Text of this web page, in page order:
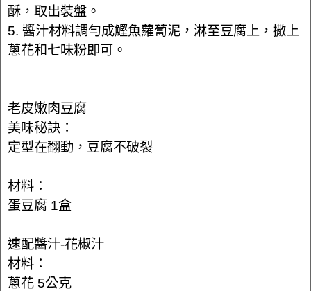
酥，取出裝盤。
5. 醬汁材料調勻成鰹魚蘿蔔泥，淋至豆腐上，撒上
蔥花和七味粉即可。
老皮嫩肉豆腐
美味秘訣：
定型在翻動，豆腐不破裂
材料：
蛋豆腐 1盒
速配醬汁-花椒汁
材料：
蔥花 5公克